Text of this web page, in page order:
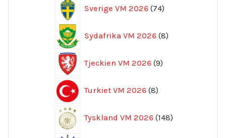
Sverige VM 2026 74
produkter
Sydafrika VM 2026 8
produkter
Tjeckien VM 2026 9
produkter
Turkiet VM 2026 8
produkter
Tyskland VM 2026 148
produkter